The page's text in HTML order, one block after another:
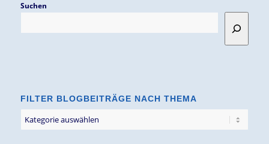
Suchen
FILTER BLOGBEITRÄGE NACH THEMA
Filter
Blogbeiträge